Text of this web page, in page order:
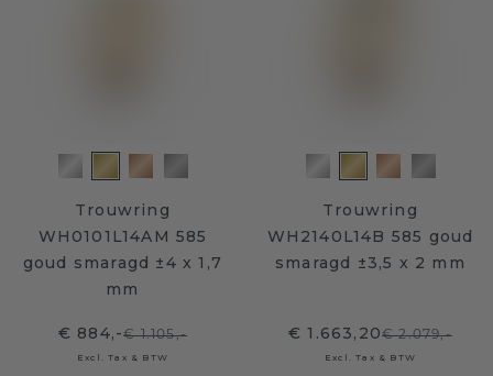
Trouwring
WH0101L14AM 585
goud smaragd ±4 x 1,7
mm
€ 884,-€ 1.105,-
Excl. Tax & BTW
Trouwring
WH2140L14B 585 goud
smaragd ±3,5 x 2 mm
€ 1.663,20€ 2.079,-
Excl. Tax & BTW